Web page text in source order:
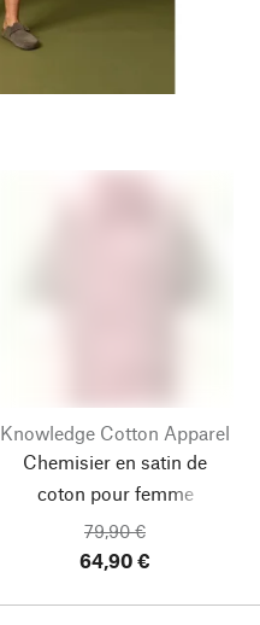
Knowledge Cotton Apparel
Chemisier en satin de
coton pour femme
79,90 €
64,90 €